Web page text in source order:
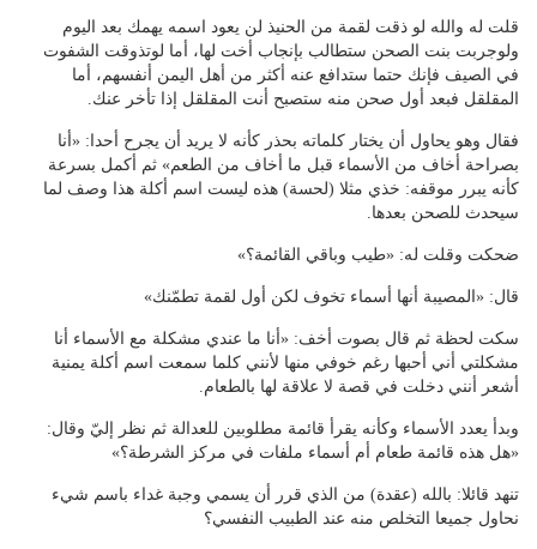
قلت له والله لو ذقت لقمة من الحنيذ لن يعود اسمه يهمك بعد اليوم
ولوجربت بنت الصحن ستطالب بإنجاب أخت لها، أما لوتذوقت الشفوت
في الصيف فإنك حتما ستدافع عنه أكثر من أهل اليمن أنفسهم، أما
المقلقل فبعد أول صحن منه ستصبح أنت المقلقل إذا تأخر عنك.
فقال وهو يحاول أن يختار كلماته بحذر كأنه لا يريد أن يجرح أحدا: «أنا
بصراحة أخاف من الأسماء قبل ما أخاف من الطعم» ثم أكمل بسرعة
كأنه يبرر موقفه: خذي مثلا (لحسة) هذه ليست اسم أكلة هذا وصف لما
سيحدث للصحن بعدها.
ضحكت وقلت له: «طيب وباقي القائمة؟»
قال: «المصيبة أنها أسماء تخوف لكن أول لقمة تطمّنك»
سكت لحظة ثم قال بصوت أخف: «أنا ما عندي مشكلة مع الأسماء أنا
مشكلتي أني أحبها رغم خوفي منها لأنني كلما سمعت اسم أكلة يمنية
أشعر أنني دخلت في قصة لا علاقة لها بالطعام.
وبدأ يعدد الأسماء وكأنه يقرأ قائمة مطلوبين للعدالة ثم نظر إليّ وقال:
«هل هذه قائمة طعام أم أسماء ملفات في مركز الشرطة؟»
تنهد قائلا: بالله (عقدة) من الذي قرر أن يسمي وجبة غداء باسم شيء
نحاول جميعا التخلص منه عند الطبيب النفسي؟